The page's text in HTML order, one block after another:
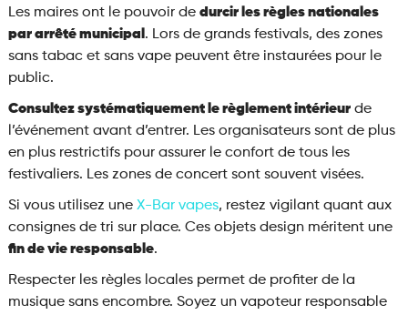
Les maires ont le pouvoir de durcir les règles nationales
par arrêté municipal . Lors de grands festivals, des zones
sans tabac et sans vape peuvent être instaurées pour le
public.
Consultez systématiquement le règlement intérieurde
l’événement avant d’entrer. Les organisateurs sont de plus
en plus restrictifs pour assurer le confort de tous les
festivaliers. Les zones de concert sont souvent visées.
Si vous utilisez une X-Bar vapes, restez vigilant quant aux
consignes de tri sur place. Ces objets design méritent une
fin de vie responsable.
Respecter les règles locales permet de profiter de la
musique sans encombre. Soyez un vapoteur responsable